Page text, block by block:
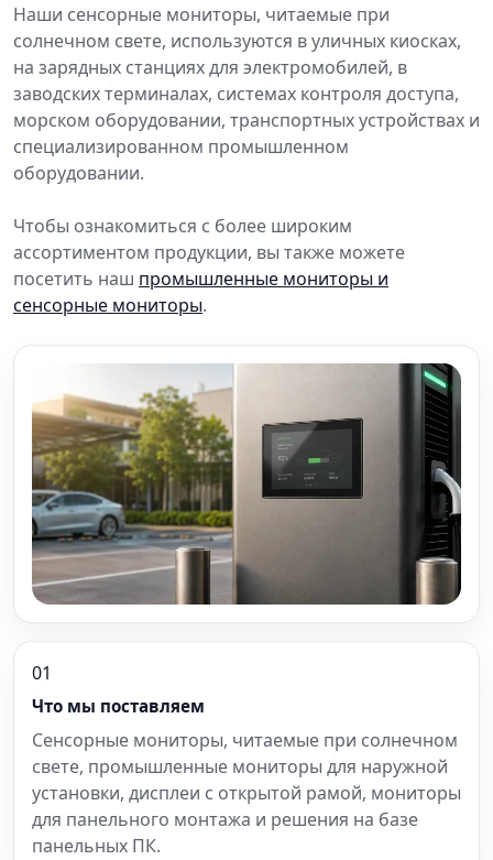
Наши сенсорные мониторы, читаемые при
солнечном свете, используются в уличных киосках,
на зарядных станциях для электромобилей, в
заводских терминалах, системах контроля доступа,
морском оборудовании, транспортных устройствах и
специализированном промышленном
оборудовании.
Чтобы ознакомиться с более широким
ассортиментом продукции, вы также можете
посетить наш промышленные мониторы и
сенсорные мониторы.
01
Что мы поставляем
Сенсорные мониторы, читаемые при солнечном
свете, промышленные мониторы для наружной
установки, дисплеи с открытой рамой, мониторы
для панельного монтажа и решения на базе
панельных ПК.